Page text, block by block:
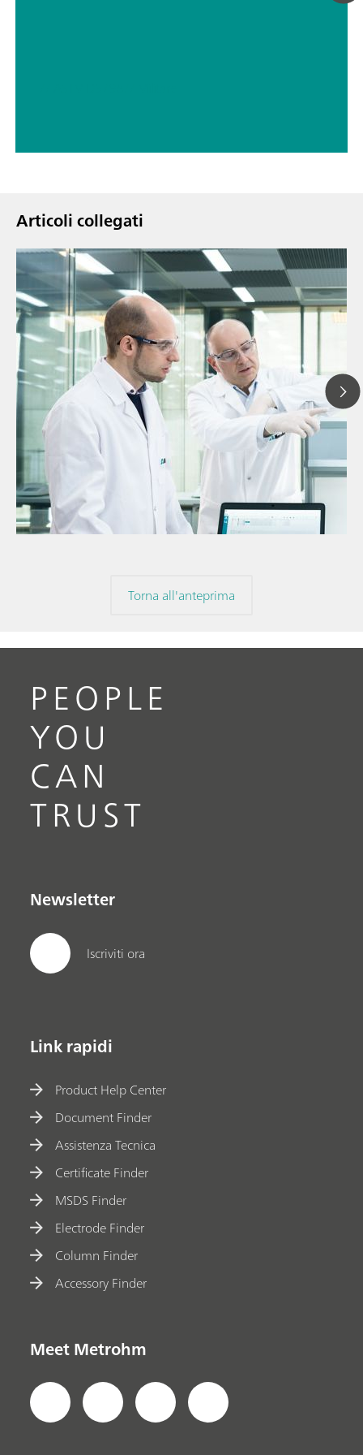
Articoli collegati
20 gen 2025
nell'analisi
// Articolo
// Raw materials
// Titolazione
Torna all'anteprima
PEOPLE
YOU
CAN
TRUST
Newsletter
Iscriviti ora
Link rapidi
Product Help Center
Document Finder
Assistenza Tecnica
Certificate Finder
MSDS Finder
Electrode Finder
Column Finder
Accessory Finder
Meet Metrohm